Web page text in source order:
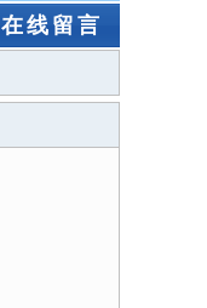
在线留言